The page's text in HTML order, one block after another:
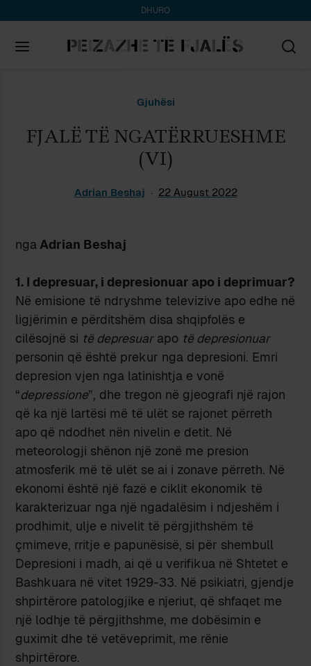
DHURO
Gjuhësi
FJALË TË NGATËRRUESHME
(VI)
Adrian Beshaj 22 August 2022
ngaAdrian Beshaj
1. I depresuar, i depresionuar apo i deprimuar?
Në emisione të ndryshme televizive apo edhe në
ligjërimin e përditshëm disa shqipfolës e
cilësojnë si të depresuarapo të depresionuar
personin që është prekur nga depresioni. Emri
depresion vjen nga latinishtja e vonë
“depressione”, dhe tregon në gjeografi një rajon
që ka një lartësi më të ulët se rajonet përreth
apo që ndodhet nën nivelin e detit. Në
meteorologji shënon një zonë me presion
atmosferik më të ulët se ai i zonave përreth. Në
ekonomi është një fazë e ciklit ekonomik të
karakterizuar nga një ngadalësim i ndjeshëm i
prodhimit, ulje e nivelit të përgjithshëm të
çmimeve, rritje e papunësisë, si për shembull
Depresioni i madh, ai që u verifikua në Shtetet e
Bashkuara në vitet 1929-33. Në psikiatri, gjendje
shpirtërore patologjike e njeriut, që shfaqet me
një lodhje të përgjithshme, me dobësimin e
guximit dhe të vetëveprimit, me rënie
shpirtërore.